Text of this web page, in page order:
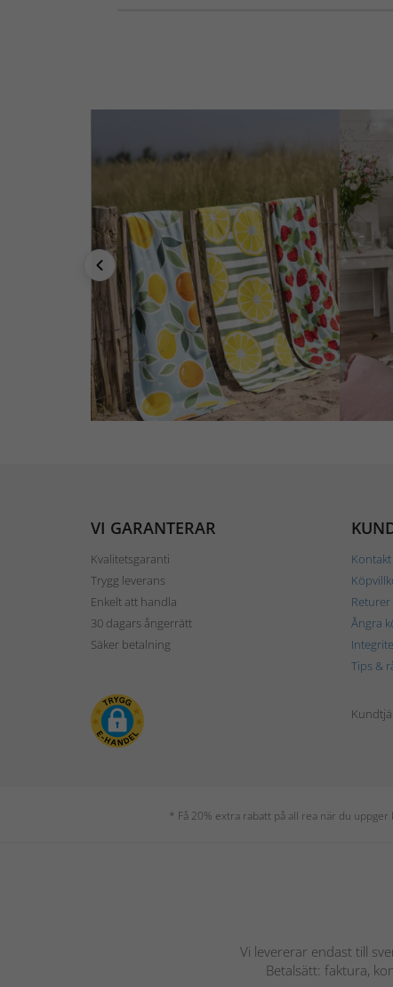
VI GARANTERAR
Kvalitetsgaranti
Trygg leverans
Enkelt att handla
30 dagars ångerrätt
Säker betalning
Kontakt
Returer
Ångra
Tips &
* Få 20% extra rabatt på all rea när du
Vi levererar endast till
Betalsätt: faktura,